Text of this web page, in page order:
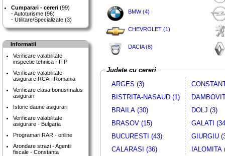
Cumparari - cereri (99)
Autoturisme (96)
Utilitare/Specializate (3)
Informatii
Verificare valabilitate
inspectie tehnica - ITP
Verificare valabilitate
asigurare RCA - Romania
Verificare clasa bonus/malus
asigurari
Istoric daune asigurari
Verificare valabilitate
asigurare - Bulgaria
Programari RAR - online
Arondare strazi - Agentii
fiscale - Constanta
BMW (4)
CHEVROLET (1)
DACIA (8)
Judete cu cereri
ARGES (3)
BISTRITA-NASAUD (1)
BRAILA (30)
BRASOV (15)
BUCURESTI (43)
CALARASI (36)
DOLJ (3)
GALATI
GIURGIU
IALOMITA